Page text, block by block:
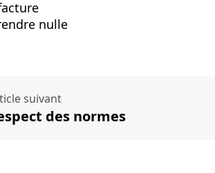
nulle
suivant
des normes